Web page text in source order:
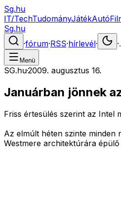
Sg.hu
IT/TechTudományJátékAutó
Sg.hu
·fórum·RSS·hírlevél· ·
Menü
SG.hu·2009. augusztus 16.
Januárban jönnek
Friss értesülés szerint az Intel
Az elmúlt héten szinte
Westmere architektúrára